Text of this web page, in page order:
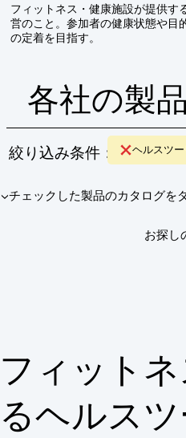
フィットネス・健康施設が提供す
営のこと。参加者の健康状態や目
の定着を目指す。
各社の製品
絞り込み条件： ヘルスツ
​▼チェックした製品のカタログを
お探し
フィット
るヘルス